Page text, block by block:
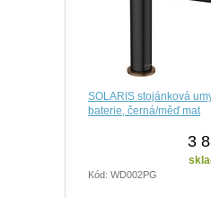
SOLARIS stojánková
baterie, černá/měď mat
3
Kód: WD002PG